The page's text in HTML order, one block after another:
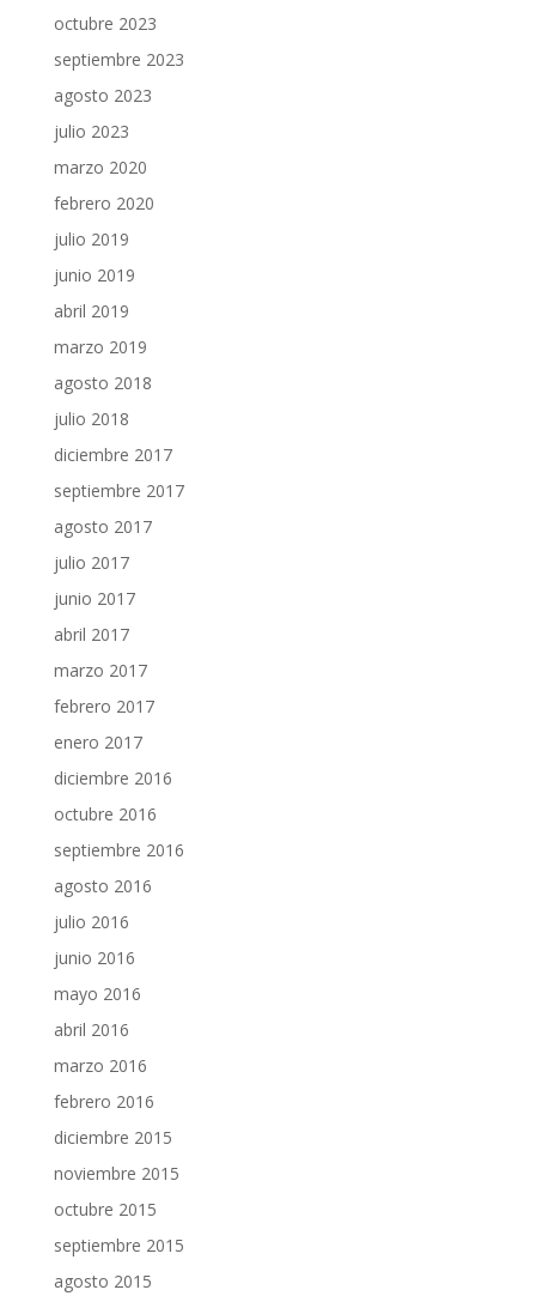
octubre 2023
septiembre 2023
agosto 2023
julio 2023
marzo 2020
febrero 2020
julio 2019
junio 2019
abril 2019
marzo 2019
agosto 2018
julio 2018
diciembre 2017
septiembre 2017
agosto 2017
julio 2017
junio 2017
abril 2017
marzo 2017
febrero 2017
enero 2017
diciembre 2016
octubre 2016
septiembre 2016
agosto 2016
julio 2016
junio 2016
mayo 2016
abril 2016
marzo 2016
febrero 2016
diciembre 2015
noviembre 2015
octubre 2015
septiembre 2015
agosto 2015